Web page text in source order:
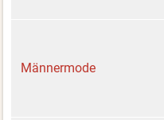
Männermode